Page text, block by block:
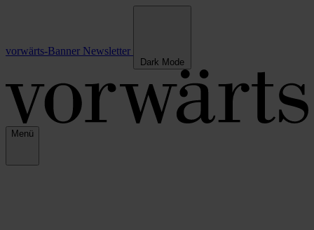
vorwärts-Banner Newsletter
Dark Mode
Menü